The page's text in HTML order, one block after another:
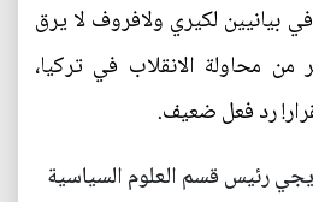
بيانيين لكيري ولافروف لا يرق
محاولة الانقلاب في تركيا،
رد فعل ضعيف.
رئيس قسم العلوم السياسية